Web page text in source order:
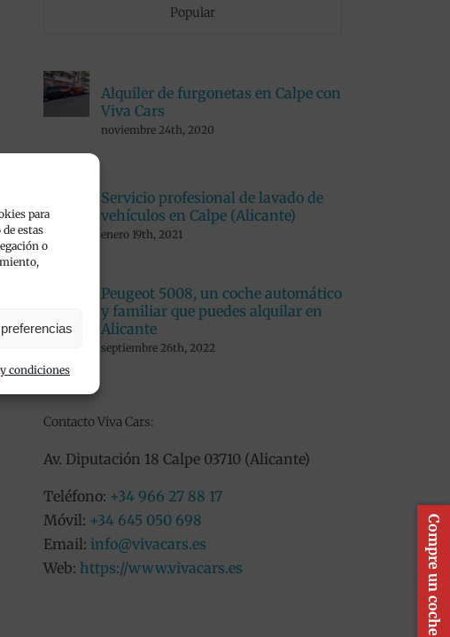
para
estas
o
condiciones
Popular
Alquiler de furgonetas en Calpe con
Viva Cars
noviembre 24th, 2020
Servicio profesional de lavado de
vehículos en Calpe (Alicante)
enero 19th, 2021
Peugeot 5008, un coche automático
y familiar que puedes alquilar en
Alicante
septiembre 26th, 2022
Contacto Viva Cars:
Av. Diputación 18 Calpe 03710 (Alicante)
Teléfono: +34 966 27 88 17
Móvil: +34 645 050 698
Email: info@vivacars.es
Web: https://www.vivacars.es Compre un coche